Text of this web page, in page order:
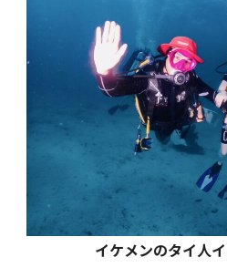
イケメンのタイ人